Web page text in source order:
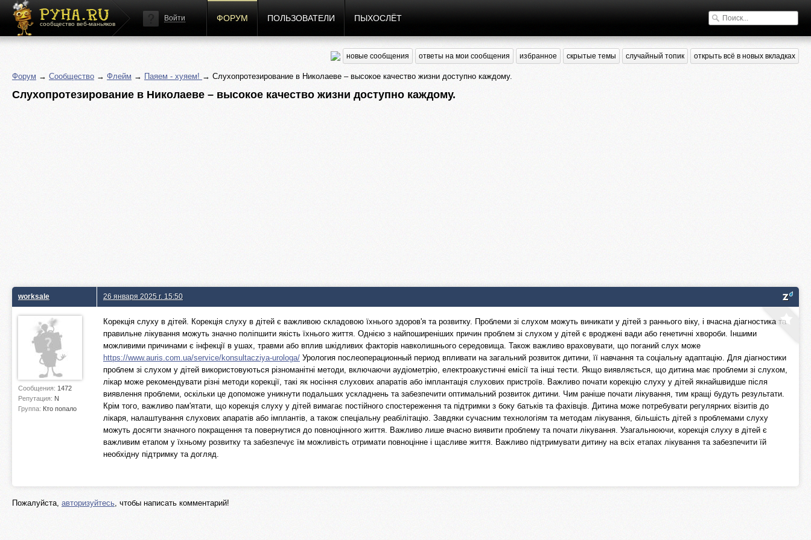
сообщество веб-маньяков
Войти ФОРУМ ПОЛЬЗОВАТЕЛИ ПЫХОСЛЁТ
новые сообщения ответы на мои сообщения избранное скрытые темы случайный топик открыть всё в новых вкладках
Форум → Сообщество → Флейм → Паяем - хуяем! → Слухопротезирование в Николаеве – высокое качество жизни доступно каждому.
Слухопротезирование в Николаеве – высокое качество жизни доступно каждому.
worksale
Сообщения: 1472
Репутация: N
Группа: Кто попало
26 января 2025 г. 15:50
Корекція слуху в дітей. Корекція слуху в дітей є важливою складовою їхнього здоров'я та розвитку. Проблеми зі слухом можуть виникати у дітей з раннього віку, і вчасна діагностика та
правильне лікування можуть значно поліпшити якість їхнього життя. Однією з найпоширеніших причин проблем зі слухом у дітей є вроджені вади або генетичні хвороби. Іншими
можливими причинами є інфекції в ушах, травми або вплив шкідливих факторів навколишнього середовища. Також важливо враховувати, що поганий слух може
https://www.auris.com.ua/service/konsultacziya-urologa/ Урология послеоперационный период впливати на загальний розвиток дитини, її навчання та соціальну адаптацію. Для діагностики
проблем зі слухом у дітей використовуються різноманітні методи, включаючи аудіометрію, електроакустичні емісії та інші тести. Якщо виявляється, що дитина має проблеми зі слухом,
лікар може рекомендувати різні методи корекції, такі як носіння слухових апаратів або імплантація слухових пристроїв. Важливо почати корекцію слуху у дітей якнайшвидше після
виявлення проблеми, оскільки це допоможе уникнути подальших ускладнень та забезпечити оптимальний розвиток дитини. Чим раніше почати лікування, тим кращі будуть результати.
Крім того, важливо пам'ятати, що корекція слуху у дітей вимагає постійного спостереження та підтримки з боку батьків та фахівців. Дитина може потребувати регулярних візитів до
лікаря, налаштування слухових апаратів або імплантів, а також спеціальну реабілітацію. Завдяки сучасним технологіям та методам лікування, більшість дітей з проблемами слуху
можуть досягти значного покращення та повернутися до повноцінного життя. Важливо лише вчасно виявити проблему та почати лікування. Узагальнюючи, корекція слуху в дітей є
важливим етапом у їхньому розвитку та забезпечує їм можливість отримати повноцінне і щасливе життя. Важливо підтримувати дитину на всіх етапах лікування та забезпечити їй
необхідну підтримку та догляд.
Пожалуйста, авторизуйтесь, чтобы написать комментарий!